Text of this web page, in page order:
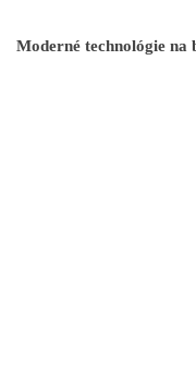
Moderné technológie